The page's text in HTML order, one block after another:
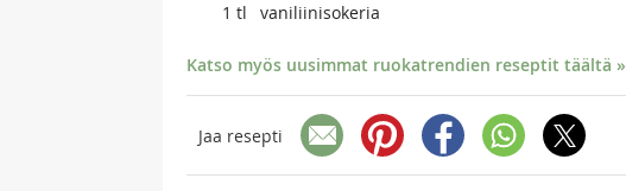
1 tl vaniliinisokeria
Katso myös uusimmat ruokatrendien reseptit täältä »
Jaa resepti